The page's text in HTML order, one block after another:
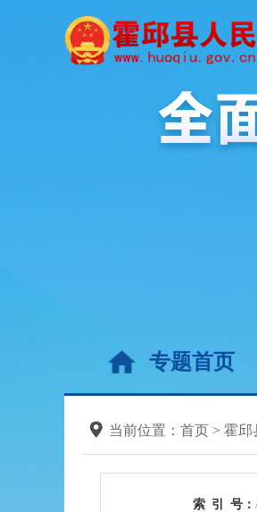
专题首页
当前位置： 首页 > 霍邱
索 引 号：